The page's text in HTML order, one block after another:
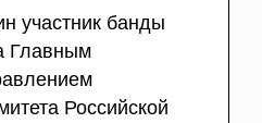
участник банды
Главным
Российской